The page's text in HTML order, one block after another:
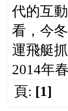
代的互
看，今
運飛艇
2014年
頁: [1]